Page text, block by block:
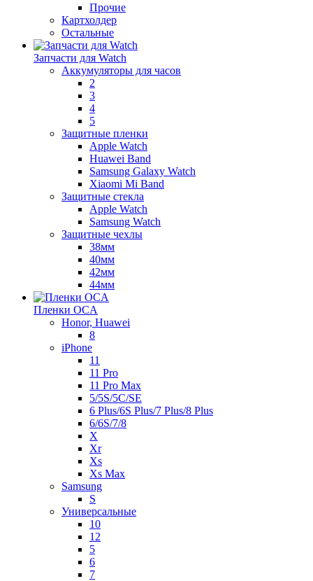
Прочие
Картхолдер
Остальные
Запчасти для Watch
Аккумуляторы для часов
2
3
4
5
Защитные пленки
Apple Watch
Huawei Band
Samsung Galaxy Watch
Xiaomi Mi Band
Защитные стекла
Apple Watch
Samsung Watch
Защитные чехлы
38мм
40мм
42мм
44мм
Пленки OCA
Honor, Huawei
8
iPhone
11
11 Pro
11 Pro Max
5/5S/5C/SE
6 Plus/6S Plus/7 Plus/8 Plus
6/6S/7/8
X
Xr
Xs
Xs Max
Samsung
S
Универсальные
10
12
5
6
7